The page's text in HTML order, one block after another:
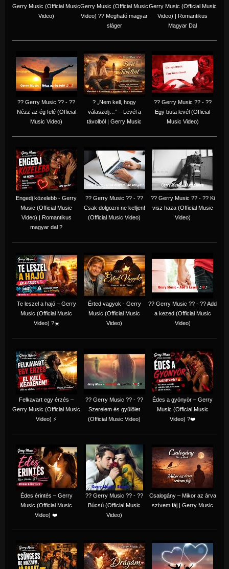
Gerry Music (Official Music
Video)
Gerry Music (Official Music
Video) ?? Megható magyar
sláger
Gerry Music (Official Music
Video) | Romantikus
Magyar Dal
?? Gerry Music ?? - ??
Nézz az ég felé (Official
Music Video)
? „Nem kell, hogy
válaszolj…” – Levél a
távolból | Gerry Music
?? Gerry Music ?? - ??
Egy buta levél (Official
Music Video)
Engedj közelebb - Gerry
Music (Official Music
Video) | Romantikus
magyar dal ?
?? Gerry Music ?? - ??
Csak dolgozni ne kelljen!
(Official Music Video)
?? Gerry Music ?? - ?? Ki
visz haza (Official Music
Video)
Te leszel a hajó – Gerry
Music (Official Music
Video) ?☀️
Érted vagyok - Gerry
Music (Official Music
Video)
?? Gerry Music ?? - ?? Add
a kezed (Official Music
Video)
Felkavart egy érzés –
Gerry Music (Official Music
Video) ⚡
?? Gerry Music ?? - ??
Szerelem és gyűlölet
(Official Music Video)
Édes a gyönyör – Gerry
Music (Official Music
Video) ?❤️
Édes érintés – Gerry
Music (Official Music
Video) ❤️
?? Gerry Music ?? - ??
Búcsú (Official Music
Video)
Csalogány – Mikor az árva
szívem fáj | Gerry Music